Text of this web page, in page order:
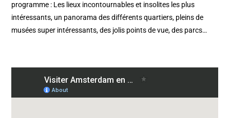
programme : Les lieux incontournables et insolites les plus
intéressants, un panorama des différents quartiers, pleins de
musées super intéressants, des jolis points de vue, des parcs…